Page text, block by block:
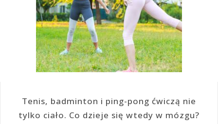
Tenis, badminton i ping-pong ćwiczą nie
tylko ciało. Co dzieje się wtedy w mózgu?